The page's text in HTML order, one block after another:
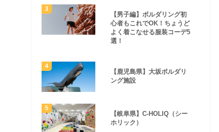
【男子編】ボルダリング初
心者もこれでOK！ちょうど
よく着こなせる服装コーデ5
選！
【鹿児島県】大坂ボルダリ
ング施設
【岐阜県】C-HOLIQ（シー
ホリック）